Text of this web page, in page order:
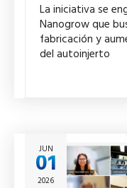
La iniciativa se
Nanogrow que
fabricación y
del autoinjerto
JUN
01
2026